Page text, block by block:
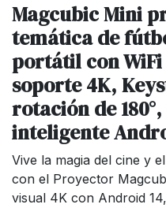
Magcubic Mini
temática de
portátil con
soporte 4K,
rotación de
inteligente
Vive la magia del cine y
con el Proyector
visual 4K con Android